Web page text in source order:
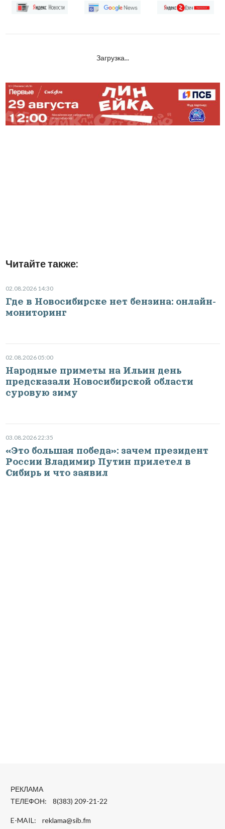
Загрузка...
Читайте также:
02.08.2026 14:30
Где в Новосибирске нет бензина: онлайн-
мониторинг
02.08.2026 05:00
Народные приметы на Ильин день
предсказали Новосибирской области
суровую зиму
03.08.2026 22:35
«Это большая победа»: зачем президент
России Владимир Путин прилетел в
Сибирь и что заявил
РЕКЛАМА
ТЕЛЕФОН: 8(383) 209-21-22
E-MAIL: reklama@sib.fm